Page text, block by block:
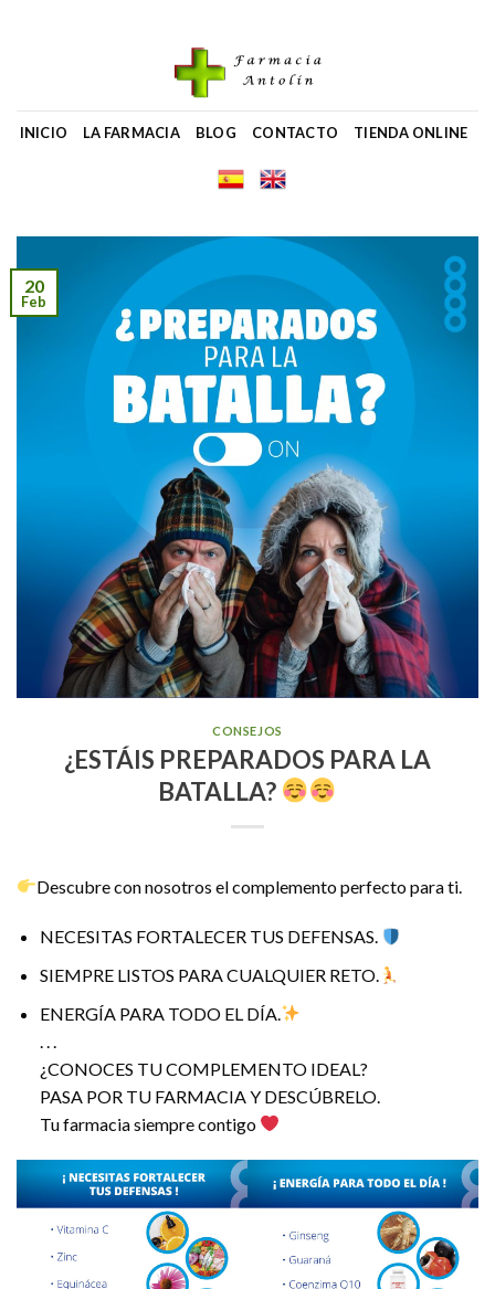
INICIO LA FARMACIA BLOG CONTACTO TIENDA ONLINE
20
Feb
CONSEJOS
¿ESTÁIS PREPARADOS PARA LA
BATALLA?
Descubre con nosotros el complemento perfecto para ti.
NECESITAS FORTALECER TUS DEFENSAS.
SIEMPRE LISTOS PARA CUALQUIER RETO.
ENERGÍA PARA TODO EL DÍA.
¿CONOCES TU COMPLEMENTO IDEAL?
PASA POR TU FARMACIA Y DESCÚBRELO.
Tu farmacia siempre contigo